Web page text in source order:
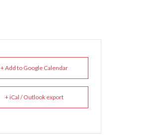
+ Add to Google Calendar
+ iCal / Outlook export